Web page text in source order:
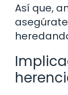
Así que,